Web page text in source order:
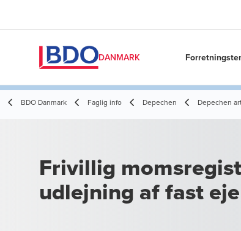
DANMARK
BDO Danmark Faglig info Depechen Depechen
Frivillig
udlejning af fast